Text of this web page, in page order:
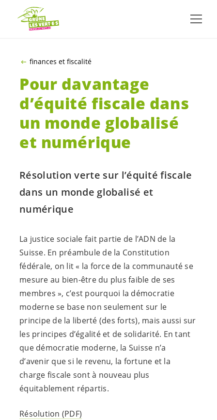
ALLER AU CONTENU PRINCIPAL
finances et fiscalité
Pour davantage
d’équité fiscale dans
un monde globalisé
et numérique
Résolution verte sur l’équité fiscale
dans un monde globalisé et
numérique
La justice sociale fait partie de l’ADN de la
Suisse. En préambule de la Constitution
fédérale, on lit « la force de la communauté se
mesure au bien-être du plus faible de ses
membres », c’est pourquoi la démocratie
moderne se base non seulement sur le
principe de la liberté (des forts), mais aussi sur
les principes d’égalité et de solidarité. En tant
que démocratie moderne, la Suisse n’a
d’avenir que si le revenu, la fortune et la
charge fiscale sont à nouveau plus
équitablement répartis.
Résolution (PDF)